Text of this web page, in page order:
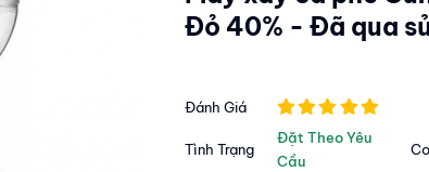
Đỏ 40% - Đã qua
Đánh Giá
Tình Trạng
Đặt Theo Yêu
Cầu